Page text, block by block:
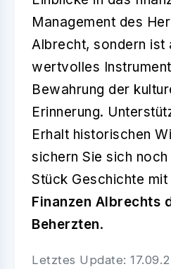
Management des
Albrecht, sondern ist
wertvolles
Bewahrung der
Erinnerung.
Erhalt historischen
sichern Sie sich noch
Stück Geschichte mit
Finanzen Albrechts
Beherzten.
Letztes Update: